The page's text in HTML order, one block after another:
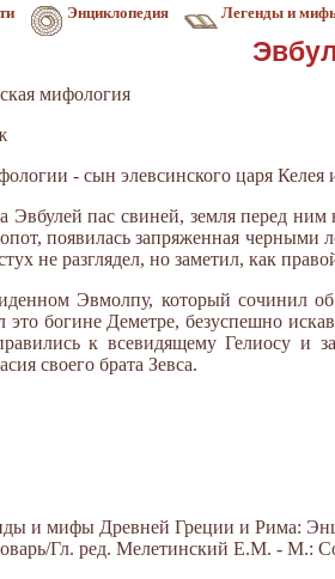
Энциклопедия Легенды и
мифология
- сын элевсинского царя
Эвбулей пас свиней, земля перед ним
появилась запряженная
не разглядел, но заметил, как
Эвмолпу, который сочинил
это богине Деметре, безуспешно
к всеви­дящему Гелиосу и
своего брата Зевса.
и мифы Древней Греции и Рима:
Гл. ред. Мелетинский Е.М. - М.: